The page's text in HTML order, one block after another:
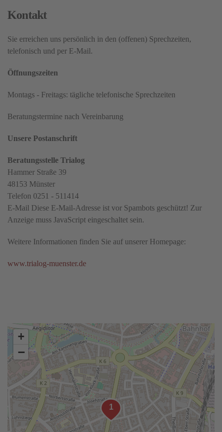
Kontakt
Sie erreichen uns persönlich in den (offenen) Sprechzeiten,
telefonisch und per E-Mail.
Öffnungszeiten
Montags - Freitags: tägliche telefonische Sprechzeiten
Beratungstermine nach Vereinbarung
Unsere Postanschrift
Beratungsstelle Trialog
Hammer Straße 39
48153 Münster
Telefon 0251 - 511414
E-Mail Diese E-Mail-Adresse ist vor Spambots geschützt! Zur
Anzeige muss JavaScript eingeschaltet sein.
Weitere Informationen finden Sie auf unserer Homepage:
www.trialog-muenster.de
+
−